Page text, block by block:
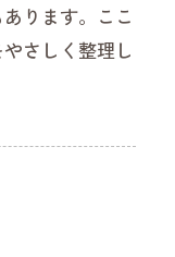
ります。ここ
さしく整理し